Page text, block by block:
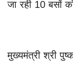
जा रही 10 बसों
मुख्यमंत्री श्री